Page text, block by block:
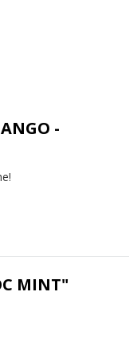
-
MINT"